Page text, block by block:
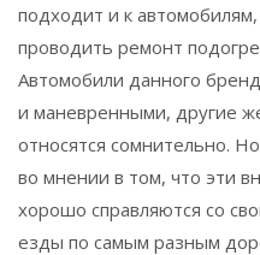
подходит и к
проводить ремонт
Автомобили данного
и маневренными, другие
относятся сомнительно.
во мнении в том, что эти
хорошо справляются со
езды по самым разным